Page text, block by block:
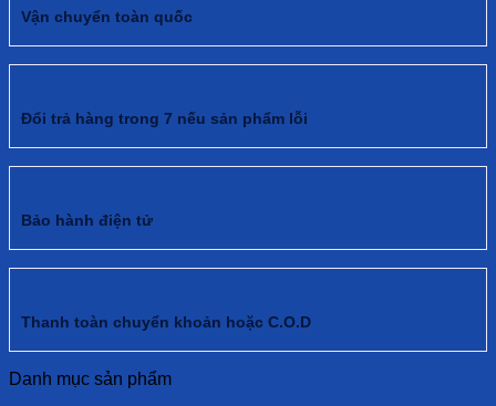
Vận chuyển toàn quốc
Đổi trả hàng trong 7 nếu sản phẩm lỗi
Bảo hành điện tử
Thanh toàn chuyển khoản hoặc C.O.D
Danh mục sản phẩm